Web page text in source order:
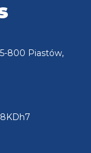
800 Piastów,